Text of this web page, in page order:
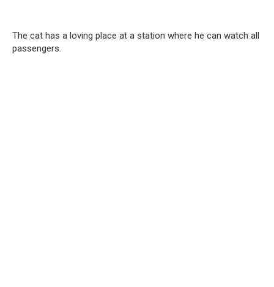
The cat has a loving place at a station where he can watch all
passengers.